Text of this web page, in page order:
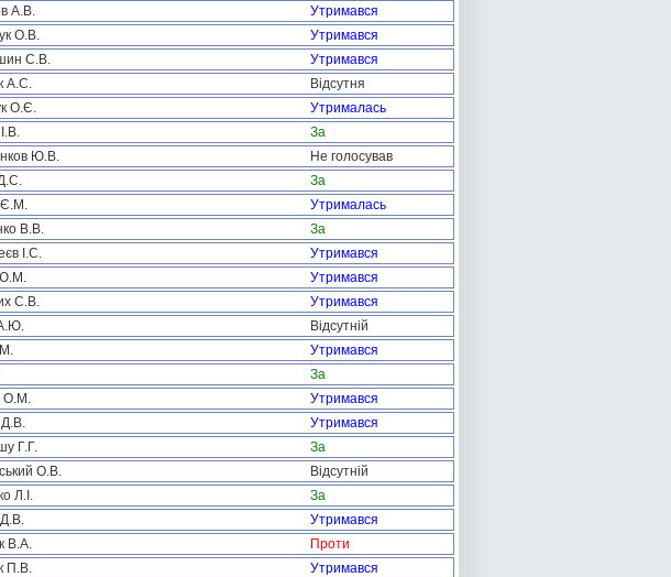
А.В.
Утримався
О.В.
Утримався
С.В.
Утримався
А.С.
Відсутня
О.Є.
Утрималась
За
Ю.В.
Не голосував
За
Є.М.
Утрималась
В.В.
За
І.С.
Утримався
Ю.М.
Утримався
С.В.
Утримався
Відсутній
Утримався
За
О.М.
Утримався
Утримався
Г.Г.
За
О.В.
Відсутній
Л.І.
За
Утримався
В.А.
Проти
П.В.
Утримався